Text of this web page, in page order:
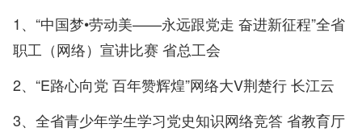
1、“中国梦•劳动美——永远跟党走 奋进新征程”全省
职工（网络）宣讲比赛 省总工会
2、“E路心向党 百年赞辉煌”网络大V荆楚行 长江云
3、全省青少年学生学习党史知识网络竞答 省教育厅